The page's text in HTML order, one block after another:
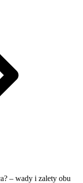
– wady i zalety obu